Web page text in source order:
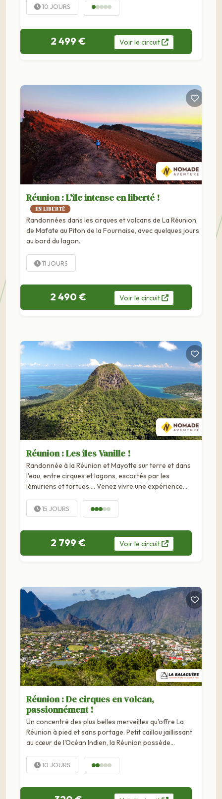
arrangé...Partageons des moments mémorables entre
filles à la...
10 JOURS
2 499 € Voirle circuit
Réunion : L'île intense en liberté !
EN LIBERTÉ
Randonnées dans les cirques et volcans de La Réunion,
de Mafate au Piton de la Fournaise, avec quelques jours
au bord du lagon.
11 JOURS
2 490 € Voirle circuit
Réunion : Les îles Vanille !
Randonnée à la Réunion et Mayotte sur terre et dans
l'eau, entre cirques et lagons, escortés par les
lémuriens et tortues…. Venez vivre une expérience
Intense, véritable paradis pour les amateurs de
randonnées...
15 JOURS
2 799 € Voirle circuit
Réunion : De cirques en volcan,
passionnément !
Un concentré des plus belles merveilles qu'offre La
Réunion à pied et sans portage. Petit caillou jaillissant
au cœur de l'Océan Indien, la Réunion possède
confidentiels. Cette...
10 JOURS